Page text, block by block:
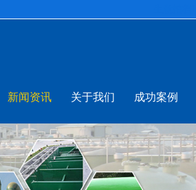
新闻资讯 关于我们 成功案例